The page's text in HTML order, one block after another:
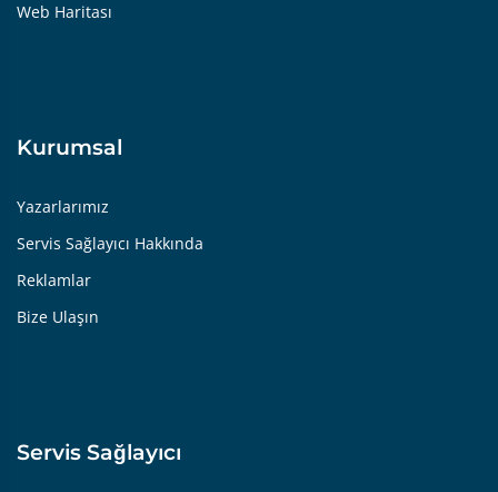
Web Haritası
Kurumsal
Yazarlarımız
Servis Sağlayıcı Hakkında
Reklamlar
Bize Ulaşın
Servis Sağlayıcı